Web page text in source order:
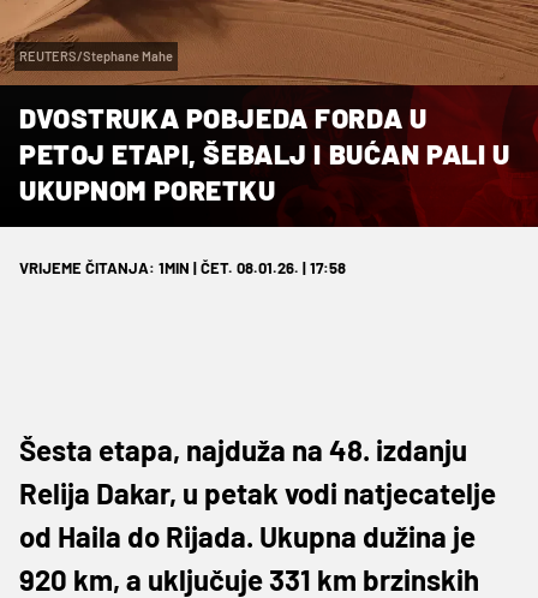
REUTERS/Stephane Mahe
DVOSTRUKA POBJEDA FORDA U
PETOJ ETAPI, ŠEBALJ I BUĆAN PALI U
UKUPNOM PORETKU
VRIJEME ČITANJA: 1MIN | ČET. 08.01.26. | 17:58
Šesta etapa, najduža na 48. izdanju
Relija Dakar, u petak vodi natjecatelje
od Haila do Rijada. Ukupna dužina je
920 km, a uključuje 331 km brzinskih